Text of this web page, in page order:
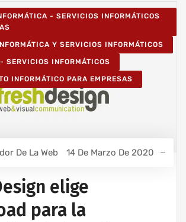
- SERVICIOS INFORMÁTICOS
Y SERVICIOS INFORMÁTICOS
SERVICIOS INFORMÁTICOS
INFORMÁTICO PARA EMPRESAS
De La Web 14 De Marzo De 2020
elige
para la